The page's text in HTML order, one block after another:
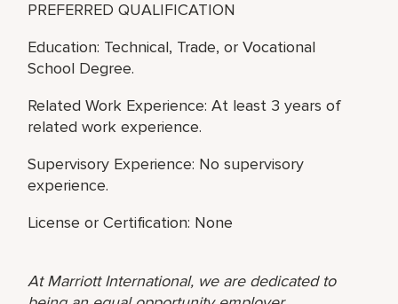
PREFERRED QUALIFICATION
Education: Technical, Trade, or Vocational
School Degree.
Related Work Experience: At least 3 years of
related work experience.
Supervisory Experience: No supervisory
experience.
License or Certification: None
At Marriott International, we are dedicated to